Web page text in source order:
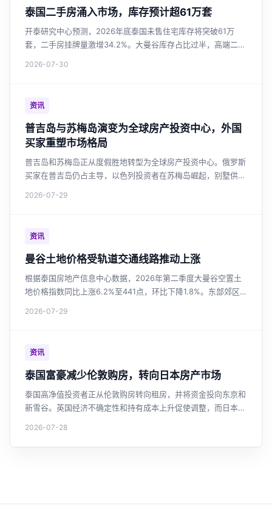
泰国二手房涌入市场，库存预计超61万套
开泰研究中心预测，2026年底泰国未售住宅库存将突破61万
套，二手房挂牌量激增34.2%。大曼谷库存占比过半，高端二手
2026-07-30
资讯
普吉岛与苏梅岛演变为全球房产投资中心，外国
买家重塑市场格局
普吉岛和苏梅岛正从度假胜地转型为全球房产投资中心。俄罗斯
买家在普吉岛仍占主导，以色列投资者在苏梅岛崛起，别墅供应
2026-07-29
资讯
曼谷土地价格受轨道交通线路推动上涨
根据泰国房地产信息中心数据，2026年第二季度大曼谷空置土
地价格指数同比上涨6.2%至441点，环比下降1.8%。东部郊区
2026-07-29
资讯
泰国富豪减少伦敦购房，转向日本房产市场
泰国高净值投资者正从伦敦购房转向租房，并将资金投向东京和
新雪谷。英国经济不确定性和持有成本上升促使调整，而日本因
2026-07-28